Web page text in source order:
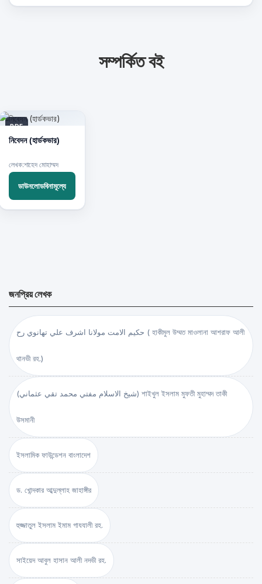
সম্পর্কিত বই
PDF
নিবেদন (হার্ডকভার)
লেখক:শাহেদ মোহাম্মদ
ডাউনলোডবিনামূল্যে
জনপ্রিয় লেখক
حكيم الامت مولانا اشرف علي تهانوي رح ( হাকীমুল উম্মত মাওলানা আশরাফ আলী
থানভী রহ.)
(شيخ الاسلام مفتي محمد تقي عثماني) শাইখুল ইসলাম মুফতী মুহাম্মদ তাকী
উসমানী
ইসলামিক ফাউন্ডেশন বাংলাদেশ
ড. খোন্দকার আব্দুল্লাহ জাহাঙ্গীর
হুজ্জাতুল ইসলাম ইমাম গাযযালী রহ.
সাইয়েদ আবুল হাসান আলী নদভী রহ.